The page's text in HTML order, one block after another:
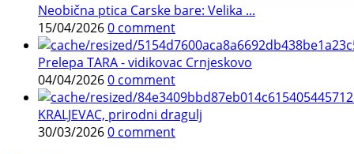
Neobična ptica Carske bare: Velika ...
15/04/20260 comment
Prelepa TARA - vidikovac Crnjeskovo
04/04/20260 comment
KRALJEVAC, prirodni dragulj
30/03/20260 comment